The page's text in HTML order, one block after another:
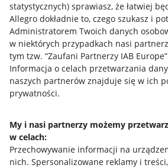
statystycznych) sprawiasz, że łatwiej
Allegro dokładnie to, czego szukasz i
Administratorem Twoich danych
w niektórych przypadkach nasi
tym tzw. “Zaufani Partnerzy IAB
Informacja o celach przetwarzania
naszych partnerów znajduje się w ich
prywatności.
My i nasi partnerzy możemy
w celach:
Przechowywanie informacji na
nich. Spersonalizowane reklamy i
Przydatne informacje
Jak to działa
Allegro Gadane dla sprzedających
Allegro Gadane dla kupujących